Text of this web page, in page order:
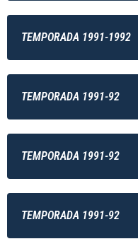
TEMPORADA 1991-1992
TEMPORADA 1991-92
TEMPORADA 1991-92
TEMPORADA 1991-92